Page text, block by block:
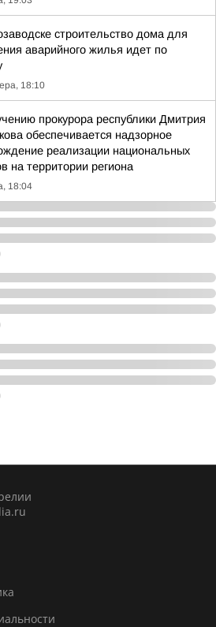
строительство дома для
аварийного жилья идет по
18:10
прокурора республики Дмитрия
обеспечивается надзорное
реализации национальных
на территории региона
18:04